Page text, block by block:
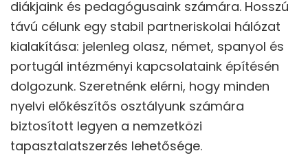
diákjaink és pedagógusaink számára. Hosszú
távú célunk egy stabil partneriskolai hálózat
kialakítása: jelenleg olasz, német, spanyol és
portugál intézményi kapcsolataink építésén
dolgozunk. Szeretnénk elérni, hogy minden
nyelvi előkészítős osztályunk számára
biztosított legyen a nemzetközi
tapasztalatszerzés lehetősége.